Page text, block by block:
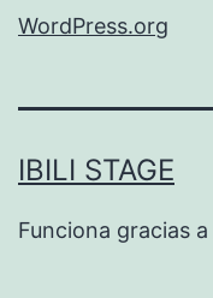
WordPress.org
IBILI STAGE
Funciona gracias a